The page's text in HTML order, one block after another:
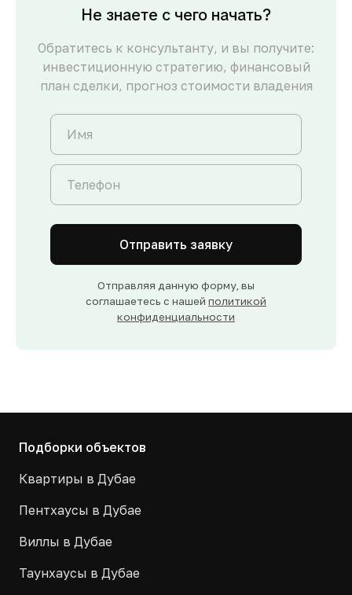
Не знаете с чего начать?
Обратитесь к консультанту, и вы получите:
инвестиционную стратегию, финансовый
план сделки, прогноз стоимости владения
Отправить заявку
Отправляя данную форму, вы
соглашаетесь с нашей политикой
конфиденциальности
Подборки объектов
Квартиры в Дубае
Пентхаусы в Дубае
Виллы в Дубае
Таунхаусы в Дубае